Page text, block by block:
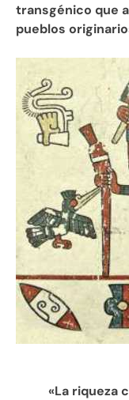
transgénico que
pueblos
«La riqueza